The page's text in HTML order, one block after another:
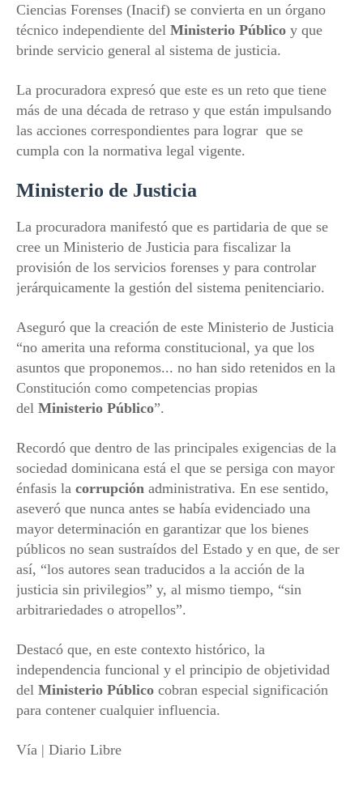
Ciencias Forenses (Inacif) se convierta en un órgano
técnico independiente del Ministerio Público y que
brinde servicio general al sistema de justicia.
La procuradora expresó que este es un reto que tiene
más de una década de retraso y que están impulsando
las acciones correspondientes para lograr que se
cumpla con la normativa legal vigente.
Ministerio de Justicia
La procuradora manifestó que es partidaria de que se
cree un Ministerio de Justicia para fiscalizar la
provisión de los servicios forenses y para controlar
jerárquicamente la gestión del sistema penitenciario.
Aseguró que la creación de este Ministerio de Justicia
“no amerita una reforma constitucional, ya que los
asuntos que proponemos... no han sido retenidos en la
Constitución como competencias propias
del Ministerio Público”.
Recordó que dentro de las principales exigencias de la
sociedad dominicana está el que se persiga con mayor
énfasis la corrupción administrativa. En ese sentido,
aseveró que nunca antes se había evidenciado una
mayor determinación en garantizar que los bienes
públicos no sean sustraídos del Estado y en que, de ser
así, “los autores sean traducidos a la acción de la
justicia sin privilegios” y, al mismo tiempo, “sin
arbitrariedades o atropellos”.
Destacó que, en este contexto histórico, la
independencia funcional y el principio de objetividad
del Ministerio Público cobran especial significación
para contener cualquier influencia.
Vía | Diario Libre